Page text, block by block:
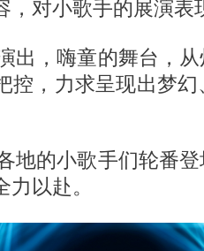
，对小歌手的展演表
出，嗨童的舞台，
控，力求呈现出梦
地的小歌手们轮番
以赴。